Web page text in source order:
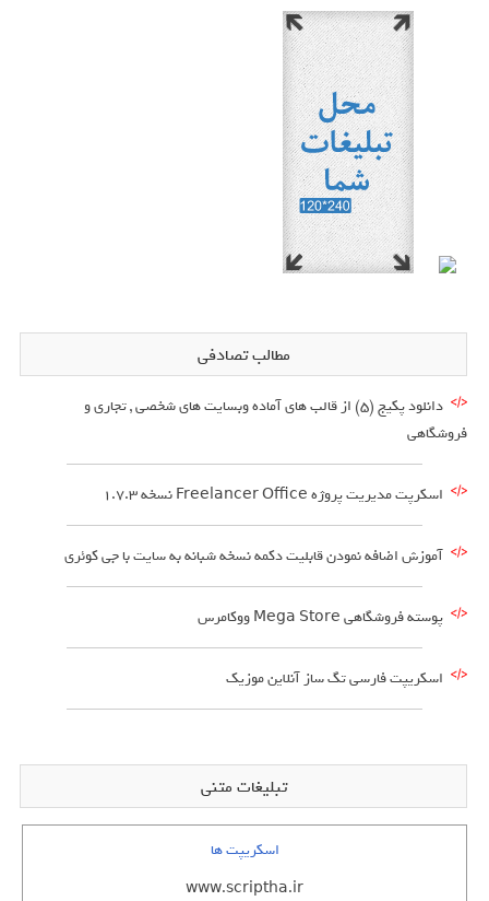
مطالب تصادفی
دانلود پکیج (5) از قالب های آماده وبسایت های شخصی , تجاری و
فروشگاهی
اسکرپت مدیریت پروژه Freelancer Office نسخه 1.7.3
آموزش اضافه نمودن قابلیت دکمه نسخه شبانه به سایت با جی کوئری
پوسته فروشگاهی Mega Store ووکامرس
اسکریپت فارسی تگ ساز آنلاین موزیک
تبلیغات متنی
اسکریپت ها
www.scriptha.ir